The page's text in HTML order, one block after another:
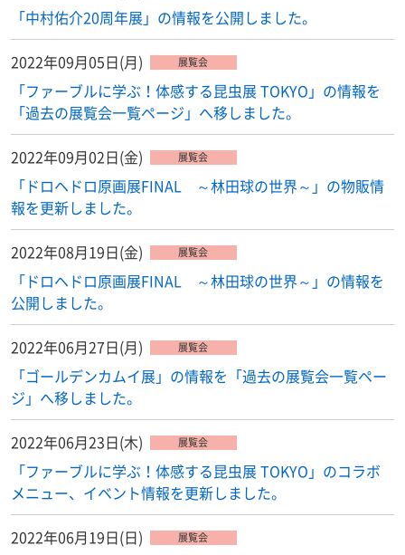
「中村佑介20周年展」の情報を公開しました。
2022年09月05日(月) 展覧会
「ファーブルに学ぶ！体感する昆虫展 TOKYO」の情報を
「過去の展覧会一覧ページ」へ移しました。
2022年09月02日(金) 展覧会
「ドロヘドロ原画展FINAL ～林田球の世界～」の物販情
報を更新しました。
2022年08月19日(金) 展覧会
「ドロヘドロ原画展FINAL ～林田球の世界～」の情報を
公開しました。
2022年06月27日(月) 展覧会
「ゴールデンカムイ展」の情報を「過去の展覧会一覧ペー
ジ」へ移しました。
2022年06月23日(木) 展覧会
「ファーブルに学ぶ！体感する昆虫展 TOKYO」のコラボ
メニュー、イベント情報を更新しました。
2022年06月19日(日) 展覧会